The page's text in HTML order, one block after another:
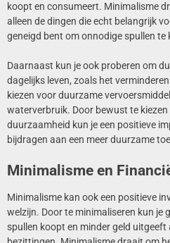
koopt en consumeert. Minimalisme
alleen de dingen die echt belangrijk
geneigd bent om onnodige spullen te
Daarnaast kun je ook proberen om
dagelijks leven, zoals het
kiezen voor duurzame
waterverbruik. Door bewust te
duurzaamheid kun je een positieve
bijdragen aan een meer duurzame
Minimalisme en
Minimalisme kan ook een positieve
welzijn. Door te minimaliseren kun je
spullen koopt en minder geld